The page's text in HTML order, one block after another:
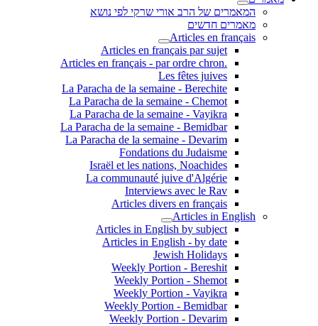
המאמרים של הרב אורי שרקי לפי נושא
מאמרים חדשים
Articles en français
Articles en français par sujet
.Articles en français - par ordre chron
Les fêtes juives
La Paracha de la semaine - Berechite
La Paracha de la semaine - Chemot
La Paracha de la semaine - Vayikra
La Paracha de la semaine - Bemidbar
La Paracha de la semaine - Devarim
Fondations du Judaisme
Israël et les nations, Noachides
La communauté juive d'Algérie
Interviews avec le Rav
Articles divers en français
Articles in English
Articles in English by subject
Articles in English - by date
Jewish Holidays
Weekly Portion - Bereshit
Weekly Portion - Shemot
Weekly Portion - Vayikra
Weekly Portion - Bemidbar
Weekly Portion - Devarim